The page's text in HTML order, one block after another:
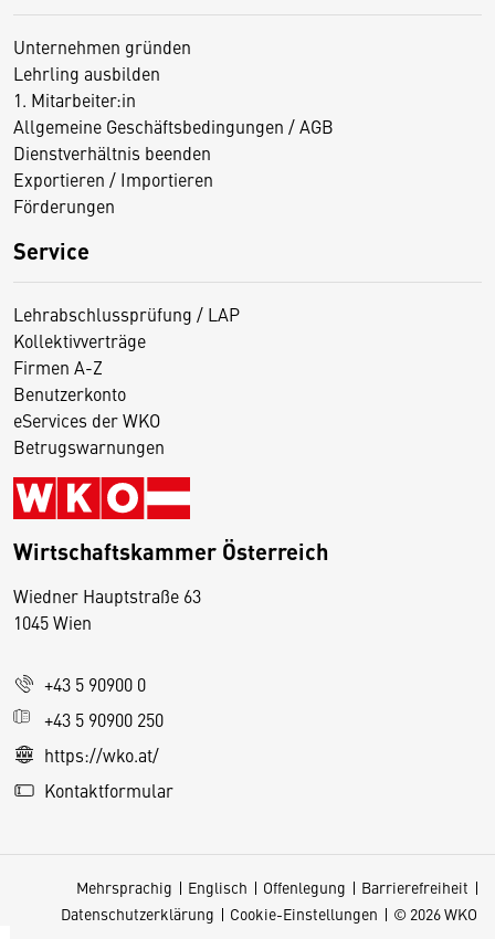
Unternehmen gründen
Lehrling ausbilden
1. Mitarbeiter:in
Allgemeine Geschäftsbedingungen / AGB
Dienstverhältnis beenden
Exportieren / Importieren
Förderungen
Service
Lehrabschlussprüfung / LAP
Kollektivverträge
Firmen A-Z
Benutzerkonto
eServices der WKO
Betrugswarnungen
Wirtschaftskammer Österreich
Wiedner Hauptstraße 63
1045 Wien
+43 5 90900 0
+43 5 90900 250
https://wko.at/
Kontaktformular
Mehrsprachig Englisch Offenlegung
Barrierefreiheit
Datenschutzerklärung
Cookie-Einstellungen © 2026 WKO
D
s
e
S
e